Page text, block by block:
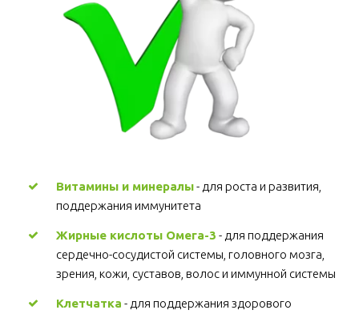
Витамины и минералы - для роста и развития,
поддержания иммунитета
Жирные кислоты Омега-3 - для поддержания
сердечно-сосудистой системы, головного мозга,
зрения, кожи, суставов, волос и иммунной системы
Клетчатка - для поддержания здорового